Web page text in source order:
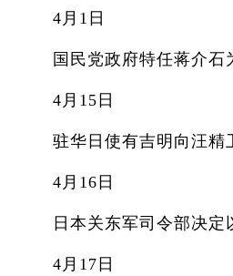
4月1日
国民党政府特任蒋介石
4月15日
驻华日使有吉明向汪精卫
4月16日
日本关东军司令部决定以
4月17日